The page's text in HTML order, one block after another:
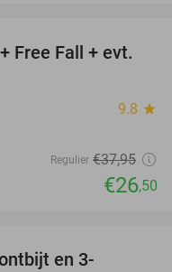
30%
Free Fall + evt.
9.8 star
Regulier €37,95
€26,50
en 3-